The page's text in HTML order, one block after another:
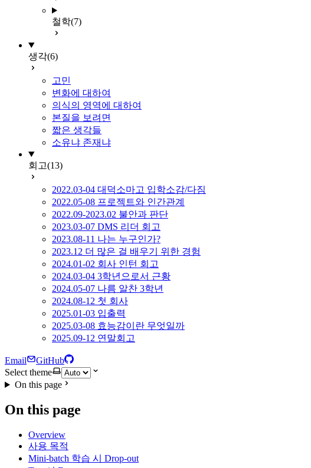
철학(7)
생각(6)
고민
변화에 대하여
의식의 영역에 대하여
본질을 보려면
짧은 생각들
소유냐 존재냐
회고(13)
2022.03-04 대덕소마고 입학소감/다짐
2022.05-08 프로젝트와 인간관계
2022.09-2023.02 불안과 판단
2023.03-07 DMS 리더 회고
2023.08-11 나는 누구인가?
2023.12 더 많은 걸 배우기 위한 경험
2024.01-02 회사 인턴 회고
2024.03-04 3학년으로서 근황
2024.05-07 나름 알찬 3학년
2024.08-12 첫 회사
2025.01-03 입출력
2025.03-08 효능감이란 무엇일까
2025.09-12 연말회고
Email
GitHub
Select theme
On this page
On this page
Overview
사용 목적
Mini-batch 학습 시 Drop-out